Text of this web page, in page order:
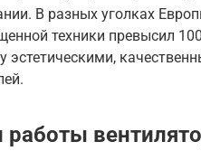
В разных уголках
техники превысил
эстетическими,